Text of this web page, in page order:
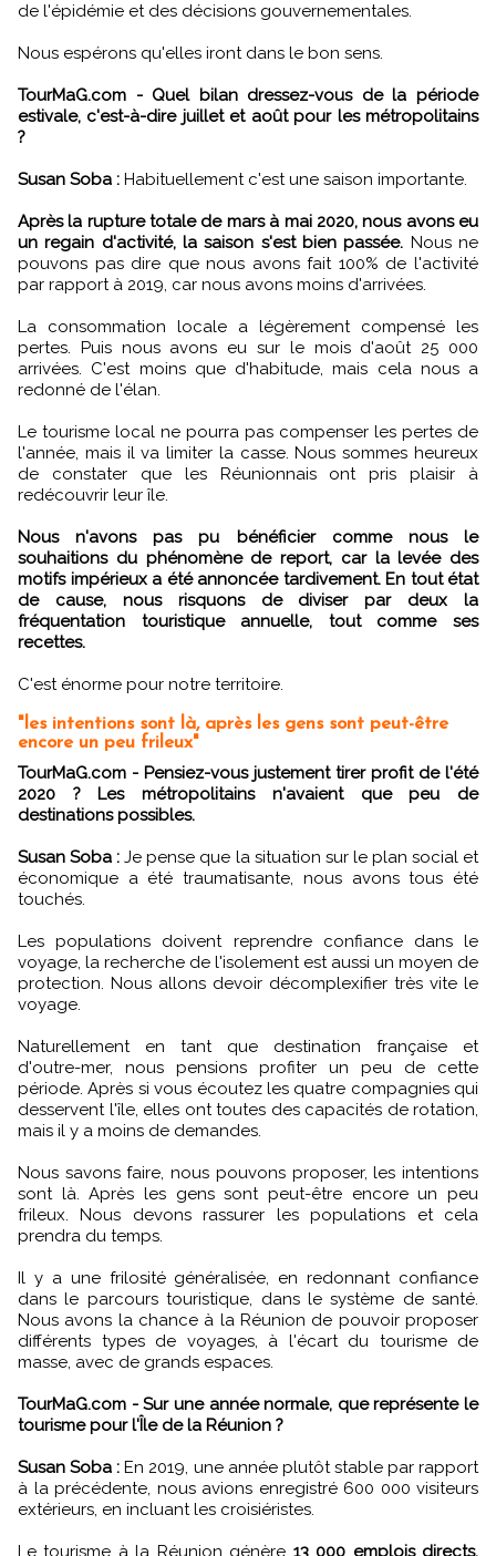
de l'épidémie et des décisions gouvernementales.
Nous espérons qu'elles iront dans le bon sens.
TourMaG.com - Quel bilan dressez-vous de la période
estivale, c'est-à-dire juillet et août pour les métropolitains
?
Susan Soba : Habituellement c'est une saison importante.
Après la rupture totale de mars à mai 2020, nous avons eu
un regain d'activité, la saison s'est bien passée. Nous ne
pouvons pas dire que nous avons fait 100% de l'activité
par rapport à 2019, car nous avons moins d'arrivées.
La consommation locale a légèrement compensé les
pertes. Puis nous avons eu sur le mois d'août 25 000
arrivées. C'est moins que d'habitude, mais cela nous a
redonné de l'élan.
Le tourisme local ne pourra pas compenser les pertes de
l'année, mais il va limiter la casse. Nous sommes heureux
de constater que les Réunionnais ont pris plaisir à
redécouvrir leur île.
Nous n'avons pas pu bénéficier comme nous le
souhaitions du phénomène de report, car la levée des
motifs impérieux a été annoncée tardivement. En tout état
de cause, nous risquons de diviser par deux la
fréquentation touristique annuelle, tout comme ses
recettes.
C'est énorme pour notre territoire.
"les intentions sont là, après les gens sont peut-être
encore un peu frileux"
TourMaG.com - Pensiez-vous justement tirer profit de l'été
2020 ? Les métropolitains n'avaient que peu de
destinations possibles.
Susan Soba : Je pense que la situation sur le plan social et
économique a été traumatisante, nous avons tous été
touchés.
Les populations doivent reprendre confiance dans le
voyage, la recherche de l'isolement est aussi un moyen de
protection. Nous allons devoir décomplexifier très vite le
voyage.
Naturellement en tant que destination française et
d'outre-mer, nous pensions profiter un peu de cette
période. Après si vous écoutez les quatre compagnies qui
desservent l'île, elles ont toutes des capacités de rotation,
mais il y a moins de demandes.
Nous savons faire, nous pouvons proposer, les intentions
sont là. Après les gens sont peut-être encore un peu
frileux. Nous devons rassurer les populations et cela
prendra du temps.
Il y a une frilosité généralisée, en redonnant confiance
dans le parcours touristique, dans le système de santé.
Nous avons la chance à la Réunion de pouvoir proposer
différents types de voyages, à l'écart du tourisme de
masse, avec de grands espaces.
TourMaG.com - Sur une année normale, que représente le
tourisme pour l'Île de la Réunion ?
Susan Soba : En 2019, une année plutôt stable par rapport
à la précédente, nous avions enregistré 600 000 visiteurs
extérieurs, en incluant les croisiéristes.
Le tourisme à la Réunion génère 13 000 emplois directs,